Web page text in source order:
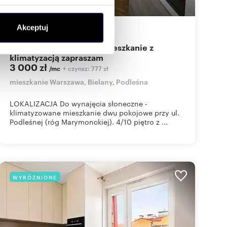
społecznościowym,
od Ciebie lub
Akceptuj
35m2
klimatyzacją zapraszam
3 000 zł /mc + czynsz: 777 zł
mieszkanie Warszawa, Bielany, Podleśna
LOKALIZACJA Do wynajęcia słoneczne -
klimatyzowane mieszkanie dwu pokojowe przy ul.
Podleśnej (róg Marymonckiej). 4/10 piętro z ...
WYRÓŻNIONE